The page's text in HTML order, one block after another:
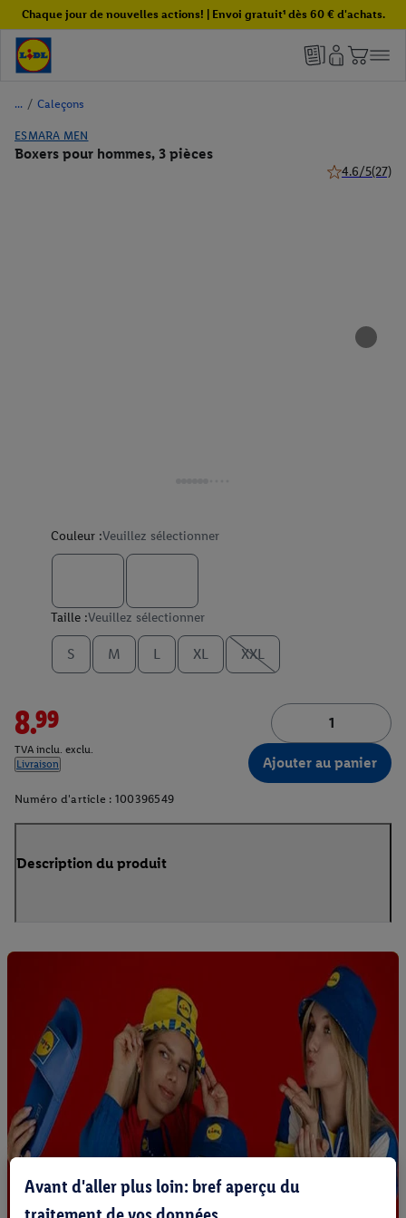
Chaque jour de nouvelles actions! | Envoi gratuit¹ dès 60 € d'achats.
/ Caleçons
ESMARA MEN
Boxers pour hommes, 3 pièces
4.6/5(27)
Couleur :Veuillez sélectionner
Taille :Veuillez sélectionner
S M L XL XXL
8.99
TVA inclu. exclu.
Livraison
Ajouter au panier
Numéro d'article : 100396549
Description du produit
Avant d'aller plus loin: bref aperçu du